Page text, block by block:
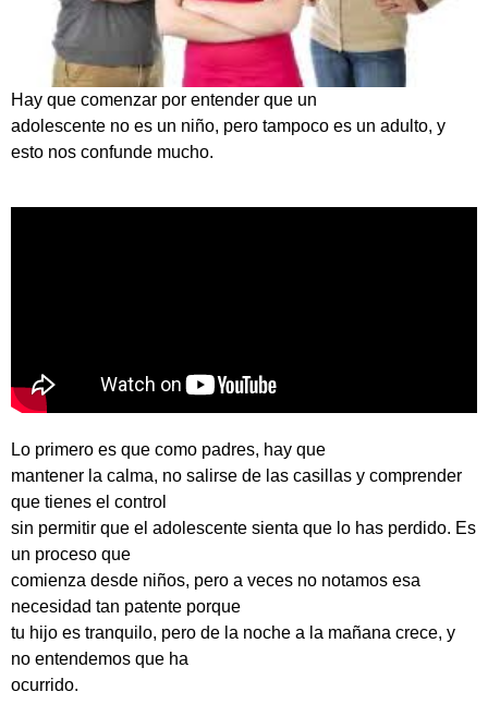
Hay que comenzar por entender que un
adolescente no es un niño, pero tampoco es un adulto, y
esto nos confunde mucho.
Lo primero es que como padres, hay que
mantener la calma, no salirse de las casillas y comprender
que tienes el control
sin permitir que el adolescente sienta que lo has perdido. Es
un proceso que
comienza desde niños, pero a veces no notamos esa
necesidad tan patente porque
tu hijo es tranquilo, pero de la noche a la mañana crece, y
no entendemos que ha
ocurrido.